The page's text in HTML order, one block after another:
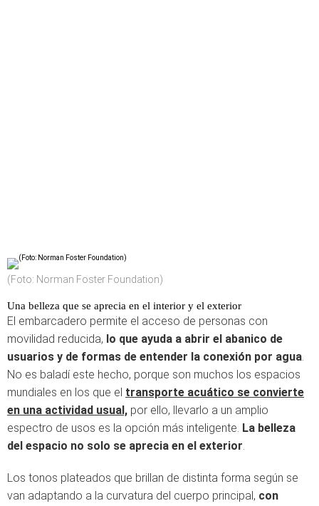
(Foto: Norman Foster Foundation)
Una belleza que se aprecia en el interior y el exterior
El embarcadero permite el acceso de personas con
movilidad reducida, lo que ayuda a abrir el abanico de
usuarios y de formas de entender la conexión por agua.
No es baladí este hecho, porque son muchos los espacios
mundiales en los que el transporte acuático se convierte
en una actividad usual, por ello, llevarlo a un amplio
espectro de usos es la opción más inteligente. La belleza
del espacio no solo se aprecia en el exterior.
Los tonos plateados que brillan de distinta forma según se
van adaptando a la curvatura del cuerpo principal, con